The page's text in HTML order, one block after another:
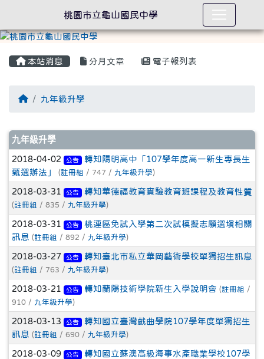
本站消息 分月文章 電子報列表
回首頁九年級升學
文章列表
九年級升學
2018-04-02 公告
轉知陽明高中「107學年度高一新生專長生
甄選辦法」
(註冊組 / 747 / 九年級升學)
2018-03-31 公告 轉知華德福教育實驗教育班課程及教育性質
(註冊組 / 835 / 九年級升學)
2018-03-31 公告
桃連區免試入學第二次試模擬志願選填相關
訊息 (註冊組 / 892 / 九年級升學)
2018-03-27 公告 轉知臺北市私立華岡藝術學校單獨招生訊息
(註冊組 / 763 / 九年級升學)
2018-03-21 公告 轉知蘭陽技術學院新生入學說明會 (註冊組 /
910 / 九年級升學)
2018-03-13 公告
轉知國立臺灣戲曲學院107學年度單獨招生
訊息 (註冊組 / 690 / 九年級升學)
2018-03-09 公告
轉知國立蘇澳高級海事水產職業學校107學
桃園市立龜山國民中學